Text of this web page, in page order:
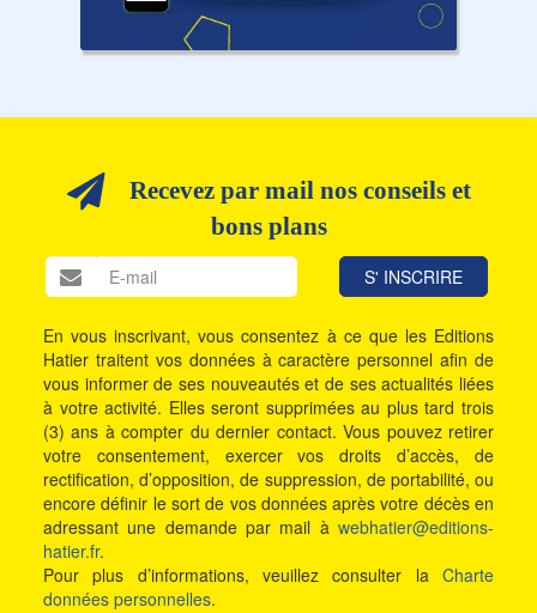
Recevez par mail nos conseils et
bons plans
En vous inscrivant, vous consentez à ce que les Editions
Hatier traitent vos données à caractère personnel afin de
vous informer de ses nouveautés et de ses actualités liées
à votre activité. Elles seront supprimées au plus tard trois
(3) ans à compter du dernier contact. Vous pouvez retirer
votre consentement, exercer vos droits d’accès, de
rectification, d’opposition, de suppression, de portabilité, ou
encore définir le sort de vos données après votre décès en
adressant une demande par mail à webhatier@editions-
hatier.fr.
Pour plus d’informations, veuillez consulter la Charte
données personnelles.